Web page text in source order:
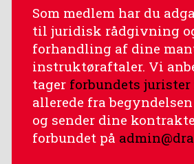
Som medlem har du
til juridisk rådgivning
forhandling af dine
instruktøraftaler. Vi
tager forbundets jurister
allerede fra
og sender dine
forbundet på